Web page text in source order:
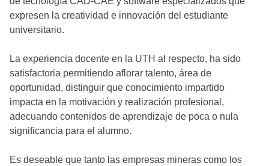
expresen la creatividad e innovación del estudiante
universitario.
La experiencia docente en la UTH al respecto, ha sido
satisfactoria permitiendo aflorar talento, área de
oportunidad, distinguir que conocimiento impartido
impacta en la motivación y realización profesional,
adecuando contenidos de aprendizaje de poca o nula
significancia para el alumno.
Es deseable que tanto las empresas mineras como los